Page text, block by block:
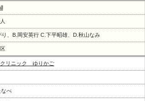
り、B.岡安英行 C.下平昭雄、D.秋山なみ
リニック ゆりかご
なべ